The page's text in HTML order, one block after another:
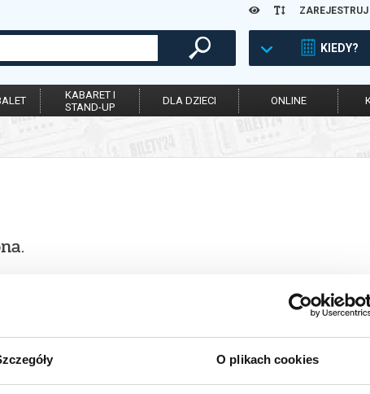
O plikach cookies
ZAREJESTRUJ
KIEDY?
KABARET I
STAND-UP
DLA DZIECI ONLINE